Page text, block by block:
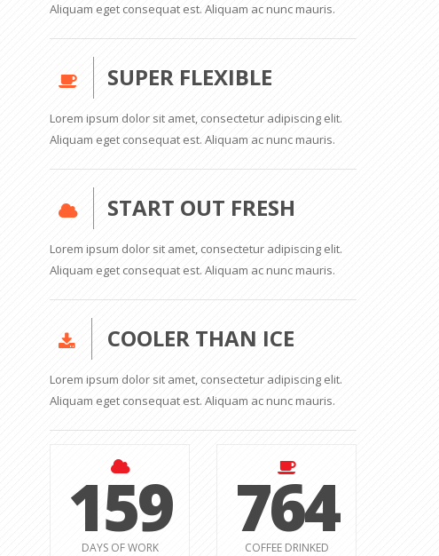
Aliquam eget consequat est. Aliquam ac nunc mauris.
SUPER FLEXIBLE
Lorem ipsum dolor sit amet, consectetur adipiscing elit.
Aliquam eget consequat est. Aliquam ac nunc mauris.
START OUT FRESH
Lorem ipsum dolor sit amet, consectetur adipiscing elit.
Aliquam eget consequat est. Aliquam ac nunc mauris.
COOLER THAN ICE
Lorem ipsum dolor sit amet, consectetur adipiscing elit.
Aliquam eget consequat est. Aliquam ac nunc mauris.
159
DAYS OF WORK 764
COFFEE DRINKED